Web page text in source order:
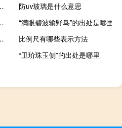
葱葱的意思）
防uv玻璃是什么意思
u盘真假查询）
“满眼碧波输野鸟”的出处是哪里
修复工具在）
比例尺有哪些表示方法
“卫玠珠玉侧”的出处是哪里